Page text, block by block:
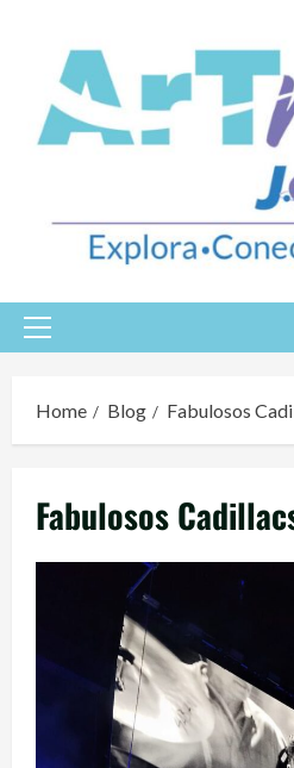
content
Primary
Home Blog Fabulosos
Fabulosos